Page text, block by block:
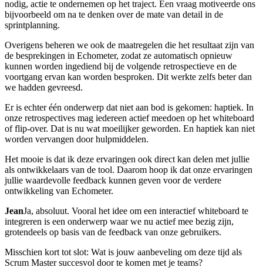
nodig, actie te ondernemen op het traject. Een vraag motiveerde ons
bijvoorbeeld om na te denken over de mate van detail in de
sprintplanning.
Overigens beheren we ook de maatregelen die het resultaat zijn van
de besprekingen in Echometer, zodat ze automatisch opnieuw
kunnen worden ingediend bij de volgende retrospectieve en de
voortgang ervan kan worden besproken. Dit werkte zelfs beter dan
we hadden gevreesd.
Er is echter één onderwerp dat niet aan bod is gekomen: haptiek. In
onze retrospectives mag iedereen actief meedoen op het whiteboard
of flip-over. Dat is nu wat moeilijker geworden. En haptiek kan niet
worden vervangen door hulpmiddelen.
Het mooie is dat ik deze ervaringen ook direct kan delen met jullie
als ontwikkelaars van de tool. Daarom hoop ik dat onze ervaringen
jullie waardevolle feedback kunnen geven voor de verdere
ontwikkeling van Echometer.
JeanJa, absoluut. Vooral het idee om een interactief whiteboard te
integreren is een onderwerp waar we nu actief mee bezig zijn,
grotendeels op basis van de feedback van onze gebruikers.
Misschien kort tot slot: Wat is jouw aanbeveling om deze tijd als
Scrum Master succesvol door te komen met je teams?